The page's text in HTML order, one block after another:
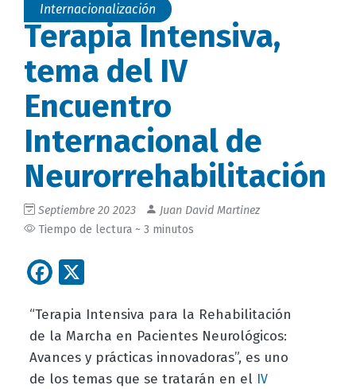
Internacionalización
Terapia Intensiva,
tema del IV
Encuentro
Internacional de
Neurorrehabilitación
Septiembre 20 2023
Juan David Martinez
Tiempo de lectura ~ 3 minutos
Facebook
“Terapia Intensiva para la Rehabilitación
de la Marcha en Pacientes Neurológicos:
Avances y prácticas innovadoras”, es uno
de los temas que se tratarán en el IV